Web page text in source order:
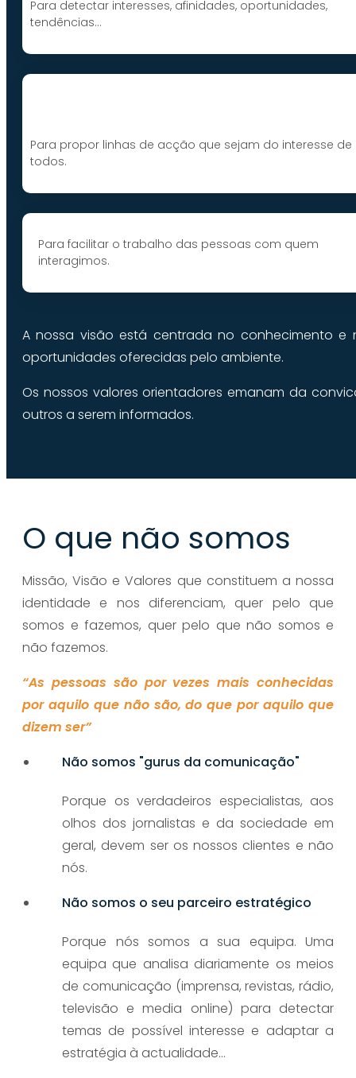
Para detectar interesses, afinidades, oportunidades,
tendências…
Para propor linhas de acção que sejam do interesse de
todos.
Para facilitar o trabalho das pessoas com quem
interagimos.
A nossa visão está centrada no conhecimento
oportunidades oferecidas pelo ambiente.
Os nossos valores orientadores emanam da
outros a serem informados.
O que não somos
Missão, Visão e Valores que constituem a nossa
identidade e nos diferenciam, quer pelo que
somos e fazemos, quer pelo que não somos e
não fazemos.
“As pessoas são por vezes mais conhecidas
por aquilo que não são, do que por aquilo que
dizem ser”
Não somos "gurus da comunicação"
Porque os verdadeiros especialistas, aos
olhos dos jornalistas e da sociedade em
geral, devem ser os nossos clientes e não
nós.
Não somos o seu parceiro estratégico
Porque nós somos a sua equipa. Uma
equipa que analisa diariamente os meios
de comunicação (imprensa, revistas, rádio,
televisão e media online) para detectar
temas de possível interesse e adaptar a
estratégia à actualidade…